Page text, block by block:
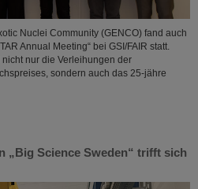
Nuclei Community (GENCO) fand auch
Annual Meeting“ bei GSI/FAIR statt.
nur die Verleihungen der
sondern auch das 25-jähre
„Big Science Sweden“ trifft sich